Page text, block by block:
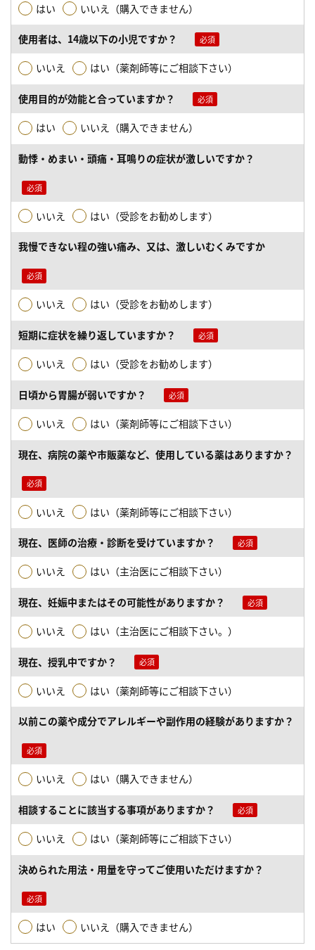
はい いいえ（購入できません）
使用者は、14歳以下の小児ですか？
いいえ はい（薬剤師等にご相談下さい）
使用目的が効能と合っていますか？
はい いいえ（購入できません）
動悸・めまい・頭痛・耳鳴りの症状が激しいですか？
いいえ はい（受診をお勧めします）
我慢できない程の強い痛み、又は、激しいむくみですか
いいえ はい（受診をお勧めします）
短期に症状を繰り返していますか？
いいえ はい（受診をお勧めします）
日頃から胃腸が弱いですか？
いいえ はい（薬剤師等にご相談下さい）
現在、病院の薬や市販薬など、使用している薬はありますか？
いいえ はい（薬剤師等にご相談下さい）
現在、医師の治療・診断を受けていますか？
いいえ はい（主治医にご相談下さい）
現在、妊娠中またはその可能性がありますか？
いいえ はい（主治医にご相談下さい。）
現在、授乳中ですか？
いいえ はい（薬剤師等にご相談下さい）
以前この薬や成分でアレルギーや副作用の経験がありますか？
いいえ はい（購入できません）
相談することに該当する事項がありますか？
いいえ はい（薬剤師等にご相談下さい）
決められた用法・用量を守ってご使用いただけますか？
はい いいえ（購入できません）